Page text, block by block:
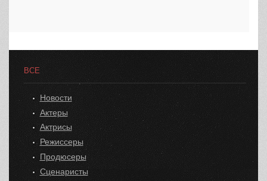
ВСЕ
Новости
Актеры
Актрисы
Режиссеры
Продюсеры
Сценаристы